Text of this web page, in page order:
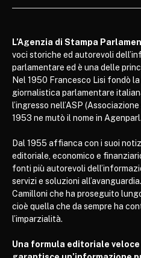
L’Agenzia di Stampa
voci storiche ed autorevoli
parlamentare ed è una delle
Nel 1950 Francesco Lisi fondò
giornalistica parlamentare
l’ingresso nell’ASP
1953 ne mutò il nome in Agenparl.
Dal 1955 affianca con i suoi
editoriale, economico e
fonti più autorevoli
servizi e soluzioni
Camilloni che ha proseguito
cioè quella che da sempre ha
l’imparzialità.
Una formula editoriale